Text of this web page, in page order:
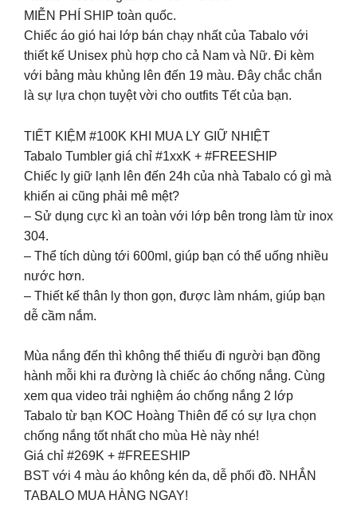
MIỄN PHÍ SHIP toàn quốc.
Chiếc áo gió hai lớp bán chạy nhất của Tabalo với
thiết kế Unisex phù hợp cho cả Nam và Nữ. Đi kèm
với bảng màu khủng lên đến 19 màu. Đây chắc chắn
là sự lựa chọn tuyệt vời cho outfits Tết của bạn.
TIẾT KIỆM #100K KHI MUA LY GIỮ NHIỆT
Tabalo Tumbler giá chỉ #1xxK + #FREESHIP
Chiếc ly giữ lạnh lên đến 24h của nhà Tabalo có gì mà
khiến ai cũng phải mê mệt?
– Sử dụng cực kì an toàn với lớp bên trong làm từ inox
304.
– Thể tích dùng tới 600ml, giúp bạn có thể uống nhiều
nước hơn.
– Thiết kế thân ly thon gọn, được làm nhám, giúp bạn
dễ cầm nắm.
Mùa nắng đến thì không thể thiếu đi người bạn đồng
hành mỗi khi ra đường là chiếc áo chống nắng. Cùng
xem qua video trải nghiệm áo chống nắng 2 lớp
Tabalo từ bạn KOC Hoàng Thiên để có sự lựa chọn
chống nắng tốt nhất cho mùa Hè này nhé!
Giá chỉ #269K + #FREESHIP
BST với 4 màu áo không kén da, dễ phối đồ. NHẮN
TABALO MUA HÀNG NGAY!